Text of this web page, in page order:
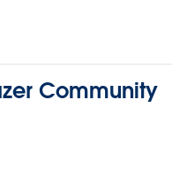
Community